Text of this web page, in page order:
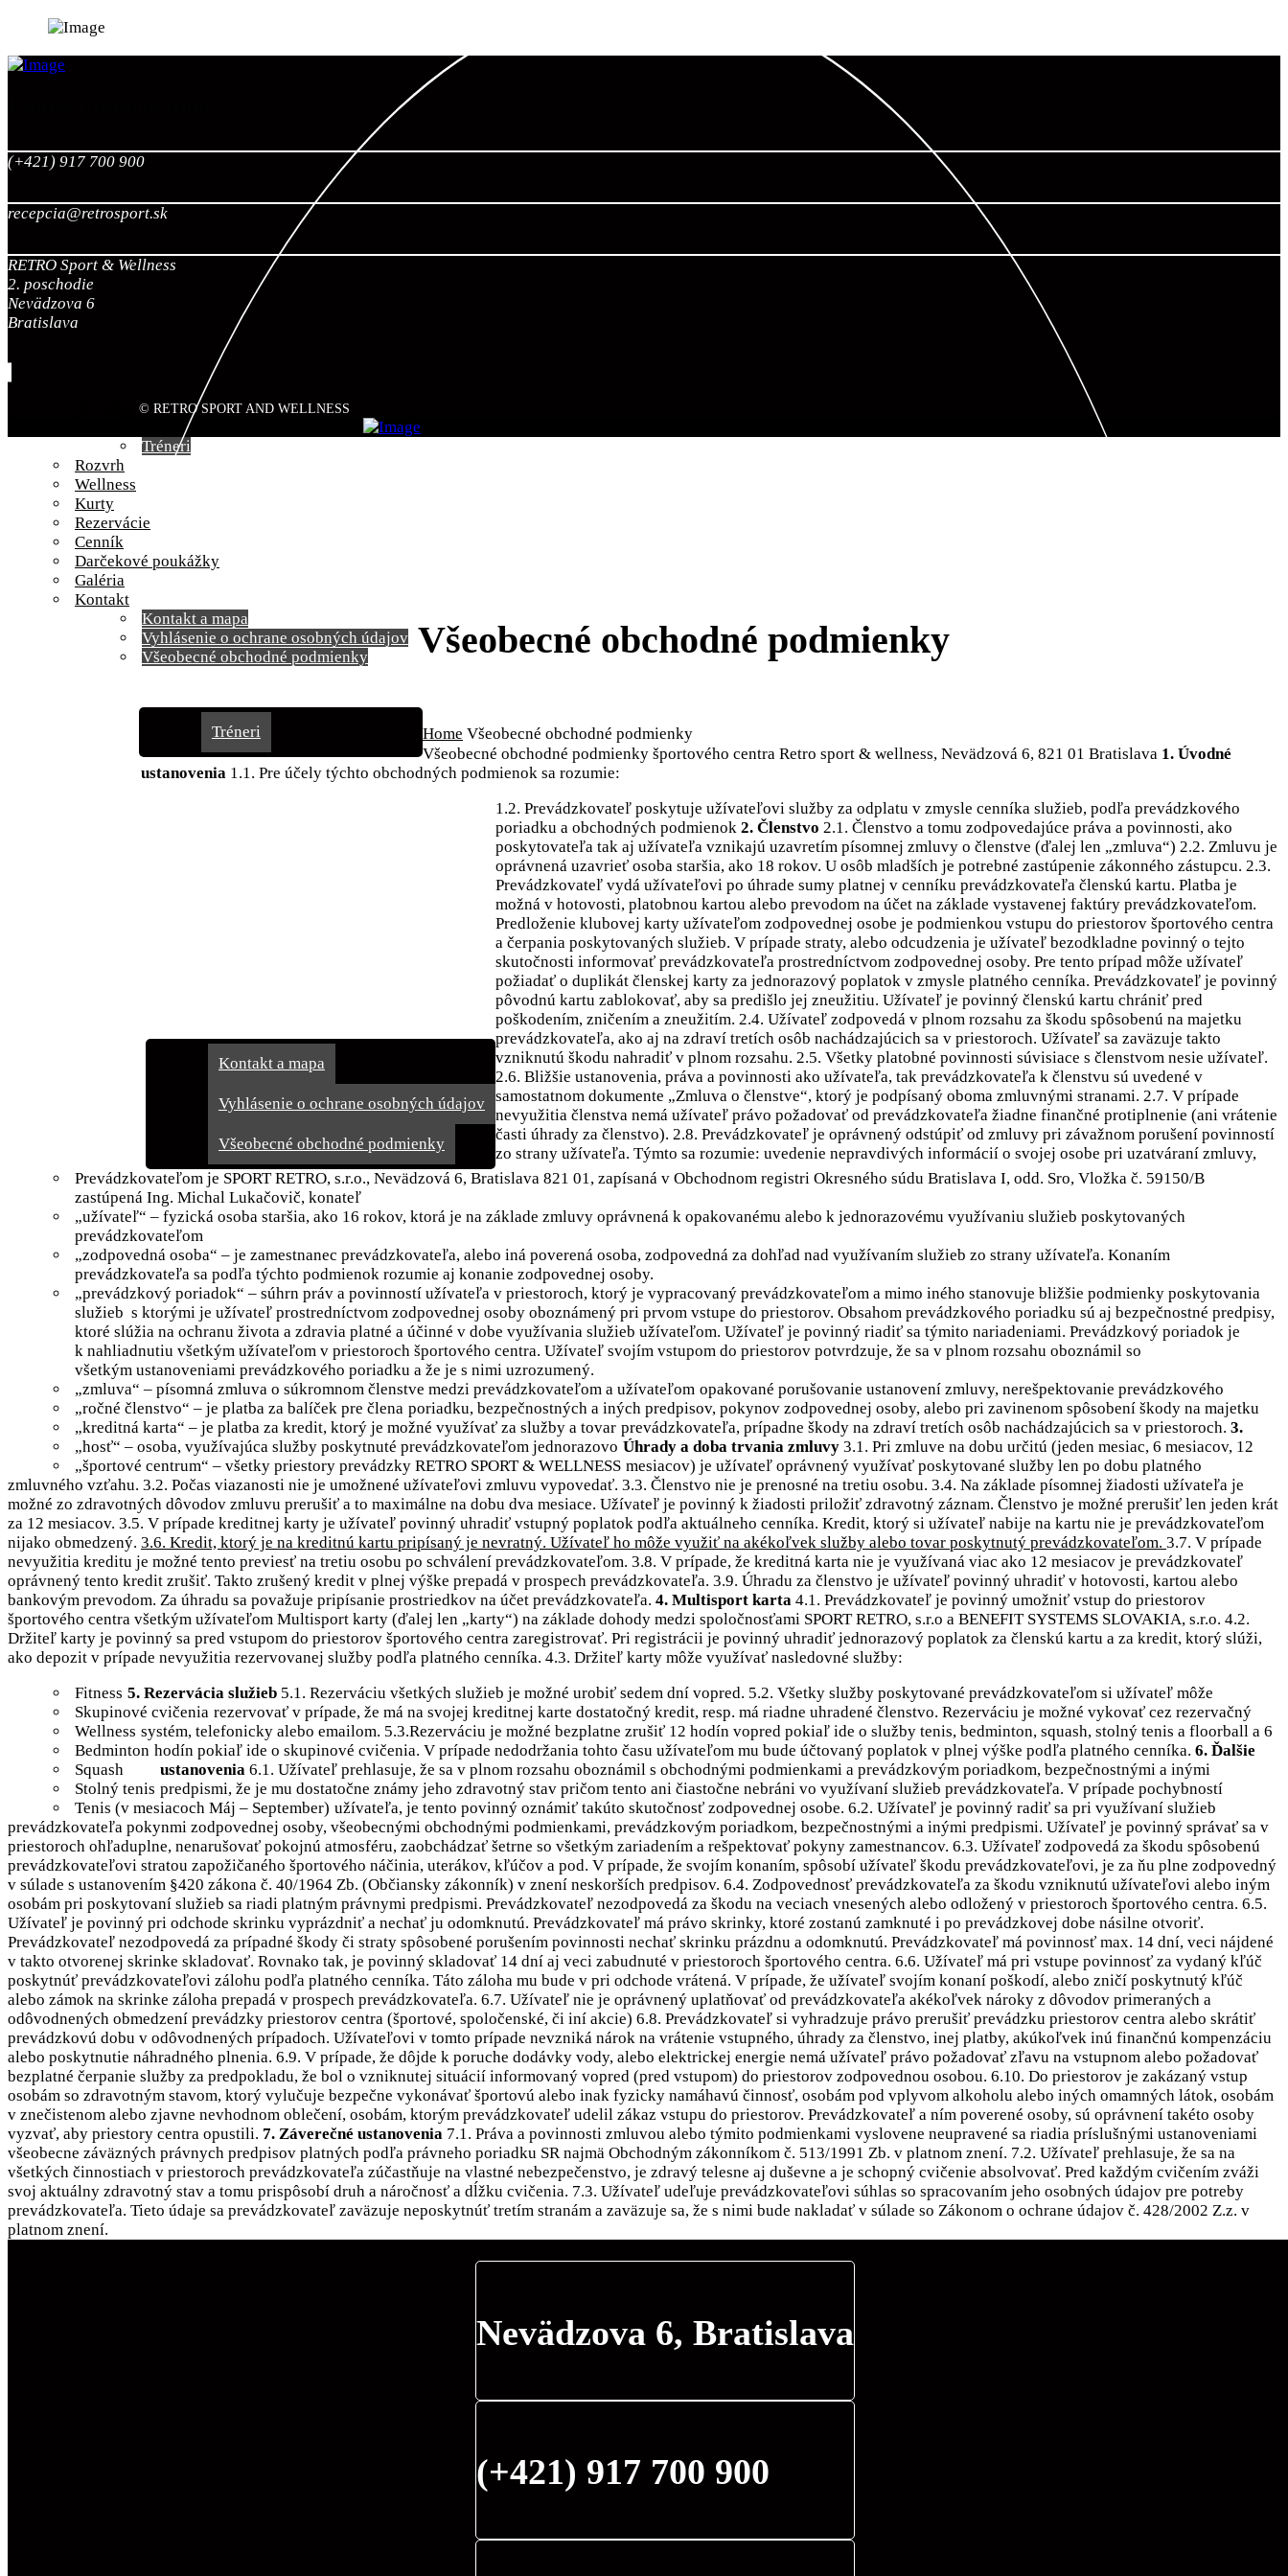
(+421) 917 700 900
recepcia@retrosport.sk
RETRO Sport & Wellness
2. poschodie
Nevädzova 6
Bratislava
Tréneri
Rozvrh
Wellness
Kurty
Rezervácie
Cenník
Darčekové poukážky
Galéria
Kontakt
Kontakt a mapa
Vyhlásenie o ochrane osobných údajov
Všeobecné obchodné podmienky
© RETRO SPORT AND WELLNESS
Tréneri
Kontakt a mapa
Vyhlásenie o ochrane osobných údajov
Všeobecné obchodné podmienky
Všeobecné obchodné podmienky
Home Všeobecné obchodné podmienky
Všeobecné obchodné podmienky športového centra Retro sport & wellness, Nevädzová 6, 821 01 Bratislava 1. Úvodné
ustanovenia 1.1. Pre účely týchto obchodných podmienok sa rozumie:
Prevádzkovateľom je SPORT RETRO, s.r.o., Nevädzová 6, Bratislava 821 01, zapísaná v Obchodnom registri Okresného súdu Bratislava I, odd. Sro, Vložka č. 59150/B
zastúpená Ing. Michal Lukačovič, konateľ
„užívateľ“ – fyzická osoba staršia, ako 16 rokov, ktorá je na základe zmluvy oprávnená k opakovanému alebo k jednorazovému využívaniu služieb poskytovaných
prevádzkovateľom
„zodpovedná osoba“ – je zamestnanec prevádzkovateľa, alebo iná poverená osoba, zodpovedná za dohľad nad využívaním služieb zo strany užívateľa. Konaním
prevádzkovateľa sa podľa týchto podmienok rozumie aj konanie zodpovednej osoby.
„prevádzkový poriadok“ – súhrn práv a povinností užívateľa v priestoroch, ktorý je vypracovaný prevádzkovateľom a mimo iného stanovuje bližšie podmienky poskytovania
služieb s ktorými je užívateľ prostredníctvom zodpovednej osoby oboznámený pri prvom vstupe do priestorov. Obsahom prevádzkového poriadku sú aj bezpečnostné predpisy,
ktoré slúžia na ochranu života a zdravia platné a účinné v dobe využívania služieb užívateľom. Užívateľ je povinný riadiť sa týmito nariadeniami. Prevádzkový poriadok je
k nahliadnutiu všetkým užívateľom v priestoroch športového centra. Užívateľ svojím vstupom do priestorov potvrdzuje, že sa v plnom rozsahu oboznámil so
všetkým ustanoveniami prevádzkového poriadku a že je s nimi uzrozumený.
„zmluva“ – písomná zmluva o súkromnom členstve medzi prevádzkovateľom a užívateľom
„ročné členstvo“ – je platba za balíček pre člena
„kreditná karta“ – je platba za kredit, ktorý je možné využívať za služby a tovar
„hosť“ – osoba, využívajúca služby poskytnuté prevádzkovateľom jednorazovo
„športové centrum“ – všetky priestory prevádzky RETRO SPORT & WELLNESS
1.2. Prevádzkovateľ poskytuje užívateľovi služby za odplatu v zmysle cenníka služieb, podľa prevádzkového
poriadku a obchodných podmienok 2. Členstvo 2.1. Členstvo a tomu zodpovedajúce práva a povinnosti, ako
poskytovateľa tak aj užívateľa vznikajú uzavretím písomnej zmluvy o členstve (ďalej len „zmluva“) 2.2. Zmluvu je
oprávnená uzavrieť osoba staršia, ako 18 rokov. U osôb mladších je potrebné zastúpenie zákonného zástupcu. 2.3.
Prevádzkovateľ vydá užívateľovi po úhrade sumy platnej v cenníku prevádzkovateľa členskú kartu. Platba je
možná v hotovosti, platobnou kartou alebo prevodom na účet na základe vystavenej faktúry prevádzkovateľom.
Predloženie klubovej karty užívateľom zodpovednej osobe je podmienkou vstupu do priestorov športového centra
a čerpania poskytovaných služieb. V prípade straty, alebo odcudzenia je užívateľ bezodkladne povinný o tejto
skutočnosti informovať prevádzkovateľa prostredníctvom zodpovednej osoby. Pre tento prípad môže užívateľ
požiadať o duplikát členskej karty za jednorazový poplatok v zmysle platného cenníka. Prevádzkovateľ je povinný
pôvodnú kartu zablokovať, aby sa predišlo jej zneužitiu. Užívateľ je povinný členskú kartu chrániť pred
poškodením, zničením a zneužitím. 2.4. Užívateľ zodpovedá v plnom rozsahu za škodu spôsobenú na majetku
prevádzkovateľa, ako aj na zdraví tretích osôb nachádzajúcich sa v priestoroch. Užívateľ sa zaväzuje takto
vzniknutú škodu nahradiť v plnom rozsahu. 2.5. Všetky platobné povinnosti súvisiace s členstvom nesie užívateľ.
2.6. Bližšie ustanovenia, práva a povinnosti ako užívateľa, tak prevádzkovateľa k členstvu sú uvedené v
samostatnom dokumente „Zmluva o členstve“, ktorý je podpísaný oboma zmluvnými stranami. 2.7. V prípade
nevyužitia členstva nemá užívateľ právo požadovať od prevádzkovateľa žiadne finančné protiplnenie (ani vrátenie
časti úhrady za členstvo). 2.8. Prevádzkovateľ je oprávnený odstúpiť od zmluvy pri závažnom porušení povinností
zo strany užívateľa. Týmto sa rozumie: uvedenie nepravdivých informácií o svojej osobe pri uzatváraní zmluvy,
opakované porušovanie ustanovení zmluvy, nerešpektovanie prevádzkového
poriadku, bezpečnostných a iných predpisov, pokynov zodpovednej osoby, alebo pri zavinenom spôsobení škody na majetku
prevádzkovateľa, prípadne škody na zdraví tretích osôb nachádzajúcich sa v priestoroch. 3.
Úhrady a doba trvania zmluvy 3.1. Pri zmluve na dobu určitú (jeden mesiac, 6 mesiacov, 12
mesiacov) je užívateľ oprávnený využívať poskytované služby len po dobu platného
zmluvného vzťahu. 3.2. Počas viazanosti nie je umožnené užívateľovi zmluvu vypovedať. 3.3. Členstvo nie je prenosné na tretiu osobu. 3.4. Na základe písomnej žiadosti užívateľa je
možné zo zdravotných dôvodov zmluvu prerušiť a to maximálne na dobu dva mesiace. Užívateľ je povinný k žiadosti priložiť zdravotný záznam. Členstvo je možné prerušiť len jeden krát
za 12 mesiacov. 3.5. V prípade kreditnej karty je užívateľ povinný uhradiť vstupný poplatok podľa aktuálneho cenníka. Kredit, ktorý si užívateľ nabije na kartu nie je prevádzkovateľom
nijako obmedzený. 3.6. Kredit, ktorý je na kreditnú kartu pripísaný je nevratný. Užívateľ ho môže využiť na akékoľvek služby alebo tovar poskytnutý prevádzkovateľom. 3.7. V prípade
nevyužitia kreditu je možné tento previesť na tretiu osobu po schválení prevádzkovateľom. 3.8. V prípade, že kreditná karta nie je využívaná viac ako 12 mesiacov je prevádzkovateľ
oprávnený tento kredit zrušiť. Takto zrušený kredit v plnej výške prepadá v prospech prevádzkovateľa. 3.9. Úhradu za členstvo je užívateľ povinný uhradiť v hotovosti, kartou alebo
bankovým prevodom. Za úhradu sa považuje pripísanie prostriedkov na účet prevádzkovateľa. 4. Multisport karta 4.1. Prevádzkovateľ je povinný umožniť vstup do priestorov
športového centra všetkým užívateľom Multisport karty (ďalej len „karty“) na základe dohody medzi spoločnosťami SPORT RETRO, s.r.o a BENEFIT SYSTEMS SLOVAKIA, s.r.o. 4.2.
Držiteľ karty je povinný sa pred vstupom do priestorov športového centra zaregistrovať. Pri registrácii je povinný uhradiť jednorazový poplatok za členskú kartu a za kredit, ktorý slúži,
ako depozit v prípade nevyužitia rezervovanej služby podľa platného cenníka. 4.3. Držiteľ karty môže využívať nasledovné služby:
Fitness
Skupinové cvičenia
Wellness
Bedminton
Squash
Stolný tenis
Tenis (v mesiacoch Máj – September)
5. Rezervácia služieb 5.1. Rezerváciu všetkých služieb je možné urobiť sedem dní vopred. 5.2. Všetky služby poskytované prevádzkovateľom si užívateľ môže
rezervovať v prípade, že má na svojej kreditnej karte dostatočný kredit, resp. má riadne uhradené členstvo. Rezerváciu je možné vykovať cez rezervačný
systém, telefonicky alebo emailom. 5.3.Rezerváciu je možné bezplatne zrušiť 12 hodín vopred pokiaľ ide o služby tenis, bedminton, squash, stolný tenis a floorball a 6
hodín pokiaľ ide o skupinové cvičenia. V prípade nedodržania tohto času užívateľom mu bude účtovaný poplatok v plnej výške podľa platného cenníka. 6. Ďalšie
ustanovenia 6.1. Užívateľ prehlasuje, že sa v plnom rozsahu oboznámil s obchodnými podmienkami a prevádzkovým poriadkom, bezpečnostnými a inými
predpismi, že je mu dostatočne známy jeho zdravotný stav pričom tento ani čiastočne nebráni vo využívaní služieb prevádzkovateľa. V prípade pochybností
užívateľa, je tento povinný oznámiť takúto skutočnosť zodpovednej osobe. 6.2. Užívateľ je povinný radiť sa pri využívaní služieb
prevádzkovateľa pokynmi zodpovednej osoby, všeobecnými obchodnými podmienkami, prevádzkovým poriadkom, bezpečnostnými a inými predpismi. Užívateľ je povinný správať sa v
priestoroch ohľaduplne, nenarušovať pokojnú atmosféru, zaobchádzať šetrne so všetkým zariadením a rešpektovať pokyny zamestnancov. 6.3. Užívateľ zodpovedá za škodu spôsobenú
prevádzkovateľovi stratou zapožičaného športového náčinia, uterákov, kľúčov a pod. V prípade, že svojím konaním, spôsobí užívateľ škodu prevádzkovateľovi, je za ňu plne zodpovedný
v súlade s ustanovením §420 zákona č. 40/1964 Zb. (Občiansky zákonník) v znení neskorších predpisov. 6.4. Zodpovednosť prevádzkovateľa za škodu vzniknutú užívateľovi alebo iným
osobám pri poskytovaní služieb sa riadi platným právnymi predpismi. Prevádzkovateľ nezodpovedá za škodu na veciach vnesených alebo odložený v priestoroch športového centra. 6.5.
Užívateľ je povinný pri odchode skrinku vyprázdniť a nechať ju odomknutú. Prevádzkovateľ má právo skrinky, ktoré zostanú zamknuté i po prevádzkovej dobe násilne otvoriť.
Prevádzkovateľ nezodpovedá za prípadné škody či straty spôsobené porušením povinnosti nechať skrinku prázdnu a odomknutú. Prevádzkovateľ má povinnosť max. 14 dní, veci nájdené
v takto otvorenej skrinke skladovať. Rovnako tak, je povinný skladovať 14 dní aj veci zabudnuté v priestoroch športového centra. 6.6. Užívateľ má pri vstupe povinnosť za vydaný kľúč
poskytnúť prevádzkovateľovi zálohu podľa platného cenníka. Táto záloha mu bude v pri odchode vrátená. V prípade, že užívateľ svojím konaní poškodí, alebo zničí poskytnutý kľúč
alebo zámok na skrinke záloha prepadá v prospech prevádzkovateľa. 6.7. Užívateľ nie je oprávnený uplatňovať od prevádzkovateľa akékoľvek nároky z dôvodov primeraných a
odôvodnených obmedzení prevádzky priestorov centra (športové, spoločenské, či iní akcie) 6.8. Prevádzkovateľ si vyhradzuje právo prerušiť prevádzku priestorov centra alebo skrátiť
prevádzkovú dobu v odôvodnených prípadoch. Užívateľovi v tomto prípade nevzniká nárok na vrátenie vstupného, úhrady za členstvo, inej platby, akúkoľvek inú finančnú kompenzáciu
alebo poskytnutie náhradného plnenia. 6.9. V prípade, že dôjde k poruche dodávky vody, alebo elektrickej energie nemá užívateľ právo požadovať zľavu na vstupnom alebo požadovať
bezplatné čerpanie služby za predpokladu, že bol o vzniknutej situácií informovaný vopred (pred vstupom) do priestorov zodpovednou osobou. 6.10. Do priestorov je zakázaný vstup
osobám so zdravotným stavom, ktorý vylučuje bezpečne vykonávať športovú alebo inak fyzicky namáhavú činnosť, osobám pod vplyvom alkoholu alebo iných omamných látok, osobám
v znečistenom alebo zjavne nevhodnom oblečení, osobám, ktorým prevádzkovateľ udelil zákaz vstupu do priestorov. Prevádzkovateľ a ním poverené osoby, sú oprávnení takéto osoby
vyzvať, aby priestory centra opustili. 7. Záverečné ustanovenia 7.1. Práva a povinnosti zmluvou alebo týmito podmienkami vyslovene neupravené sa riadia príslušnými ustanoveniami
všeobecne záväzných právnych predpisov platných podľa právneho poriadku SR najmä Obchodným zákonníkom č. 513/1991 Zb. v platnom znení. 7.2. Užívateľ prehlasuje, že sa na
všetkých činnostiach v priestoroch prevádzkovateľa zúčastňuje na vlastné nebezpečenstvo, je zdravý telesne aj duševne a je schopný cvičenie absolvovať. Pred každým cvičením zváži
svoj aktuálny zdravotný stav a tomu prispôsobí druh a náročnosť a dĺžku cvičenia. 7.3. Užívateľ udeľuje prevádzkovateľovi súhlas so spracovaním jeho osobných údajov pre potreby
prevádzkovateľa. Tieto údaje sa prevádzkovateľ zaväzuje neposkytnúť tretím stranám a zaväzuje sa, že s nimi bude nakladať v súlade so Zákonom o ochrane údajov č. 428/2002 Z.z. v
platnom znení.
Nevädzova 6, Bratislava
(+421) 917 700 900